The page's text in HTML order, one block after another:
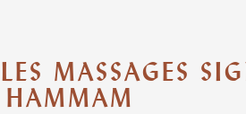
MASSAGES